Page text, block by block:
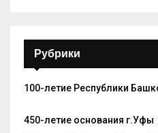
Рубрики
100-летие Республики
450-летие основания г.Уфы